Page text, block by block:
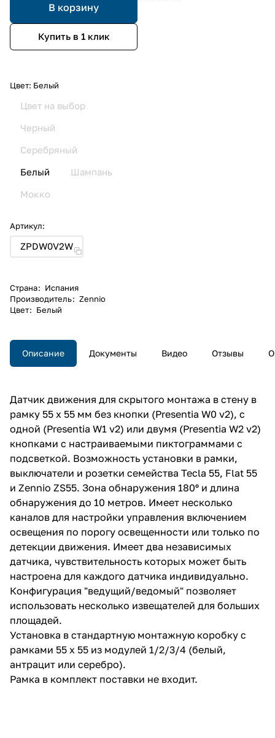
В корзину
Купить в 1 клик
Цвет: Белый
Белый
Цвет на выбор
Черный
Серебряный
Шампань
Мокко
Артикул:
ZPDW0V2W
Страна: Испания
Производитель: Zennio
Цвет: Белый
Описание Документы Видео Отзывы
Датчик движения для скрытого монтажа в стену в
рамку 55 x 55 мм без кнопки (Presentia W0 v2), с
одной (Presentia W1 v2) или двумя (Presentia W2 v2)
кнопками с настраиваемыми пиктограммами с
подсветкой. Возможность установки в рамки,
выключатели и розетки семейства Tecla 55, Flat 55
и Zennio ZS55. Зона обнаружения 180º и длина
обнаружения до 10 метров. Имеет несколько
каналов для настройки управления включением
освещения по порогу освещенности или только по
детекции движения. Имеет два независимых
датчика, чувствительность которых может быть
настроена для каждого датчика индивидуально.
Конфигурация "ведущий/ведомый" позволяет
использовать несколько извещателей для больших
площадей.
Установка в стандартную монтажную коробку с
рамками 55 x 55 из модулей 1/2/3/4 (белый,
антрацит или серебро).
Рамка в комплект поставки не входит.